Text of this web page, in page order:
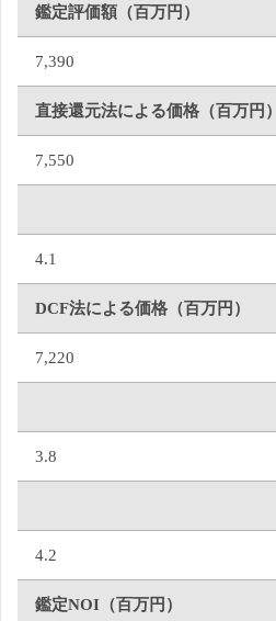
鑑定評価額（百万円）
7,390
直接還元法による価格（百万円）
7,550
4.1
DCF法による価格（百万円）
7,220
3.8
4.2
鑑定NOI（百万円）